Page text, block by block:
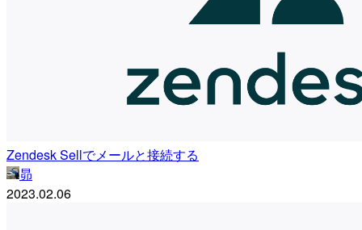
Zendesk Sellでメールと接続する
昴
2023.02.06